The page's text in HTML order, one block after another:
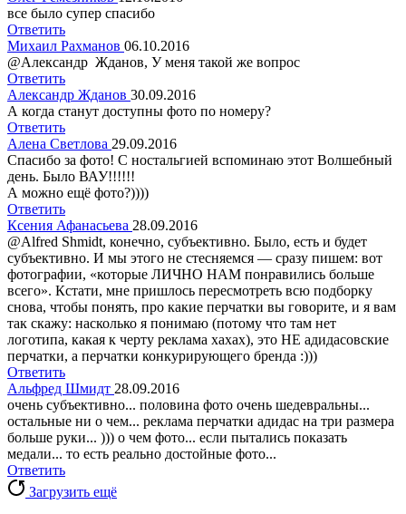
все было супер спасибо
Ответить
Михаил Рахманов 06.10.2016
@Александр Жданов, У меня такой же вопрос
Ответить
Александр Жданов 30.09.2016
А когда станут доступны фото по номеру?
Ответить
Алена Светлова 29.09.2016
Спасибо за фото! С ностальгией вспоминаю этот Волшебный
день. Было ВАУ!!!!!!
А можно ещё фото?))))
Ответить
Ксения Афанасьева 28.09.2016
@Alfred Shmidt, конечно, субъективно. Было, есть и будет
субъективно. И мы этого не стесняемся — сразу пишем: вот
фотографии, «которые ЛИЧНО НАМ понравились больше
всего». Кстати, мне пришлось пересмотреть всю подборку
снова, чтобы понять, про какие перчатки вы говорите, и я вам
так скажу: насколько я понимаю (потому что там нет
логотипа, какая к черту реклама хахах), это НЕ адидасовские
перчатки, а перчатки конкурирующего бренда :)))
Ответить
Альфред Шмидт 28.09.2016
очень субъективно... половина фото очень шедевральны...
остальные ни о чем... реклама перчатки адидас на три размера
больше руки... ))) о чем фото... если пытались показать
медали... то есть реально достойные фото...
Ответить
Загрузить ещё